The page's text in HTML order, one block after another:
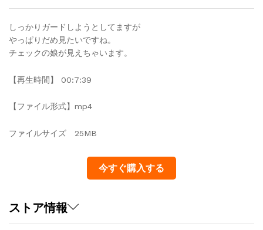
しっかりガードしようとしてますが
やっぱりだめ見たいですね。
チェックの娘が見えちゃいます。
【再生時間】 00:7:39
【ファイル形式】mp4
ファイルサイズ 25MB
今すぐ購入する
ストア情報